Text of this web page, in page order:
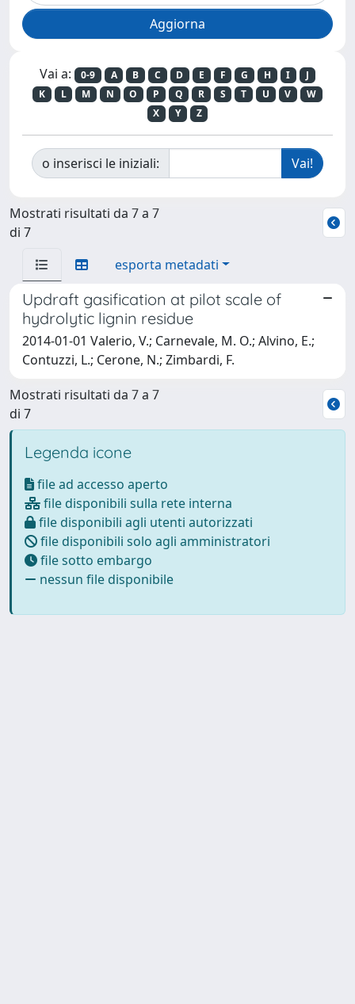
Vai a: 0-9 A B C D E F G H I
J
K
L M N O P Q R S T U V
W
X
Y Z
o inserisci le iniziali:
Mostrati risultati da 7 a 7
di 7
esporta metadati
Updraft gasification at pilot scale of
hydrolytic lignin residue
2014-01-01 Valerio, V.; Carnevale, M. O.; Alvino, E.;
Contuzzi, L.; Cerone, N.; Zimbardi, F.
Mostrati risultati da 7 a 7
di 7
Legenda icone
file ad accesso aperto
file disponibili sulla rete interna
file disponibili agli utenti autorizzati
file disponibili solo agli amministratori
file sotto embargo
nessun file disponibile